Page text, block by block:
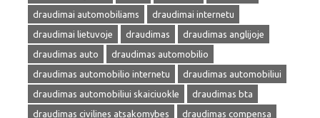
draudimai automobiliams
draudimai internetu
draudimai lietuvoje
draudimas
draudimas anglijoje
draudimas auto
draudimas automobilio
draudimas automobilio internetu
draudimas automobiliui
draudimas automobiliui skaiciuokle
draudimas bta
draudimas civilines atsakomybes
draudimas compensa